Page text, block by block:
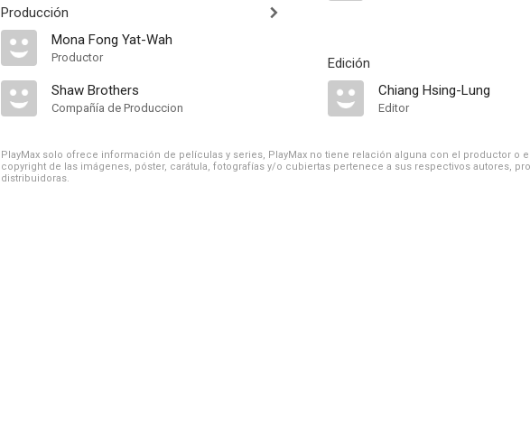
Producción
Mona Fong Yat-Wah
Productor
Shaw Brothers
Compañía de Produccion
Edición
Chiang Hsing-Lung
Editor
PlayMax solo ofrece información de películas y series, PlayMax no tiene relación alguna con el productor o
copyright de las imágenes, póster, carátula, fotografías y/o cubiertas pertenece a sus respectivos autores,
distribuidoras.